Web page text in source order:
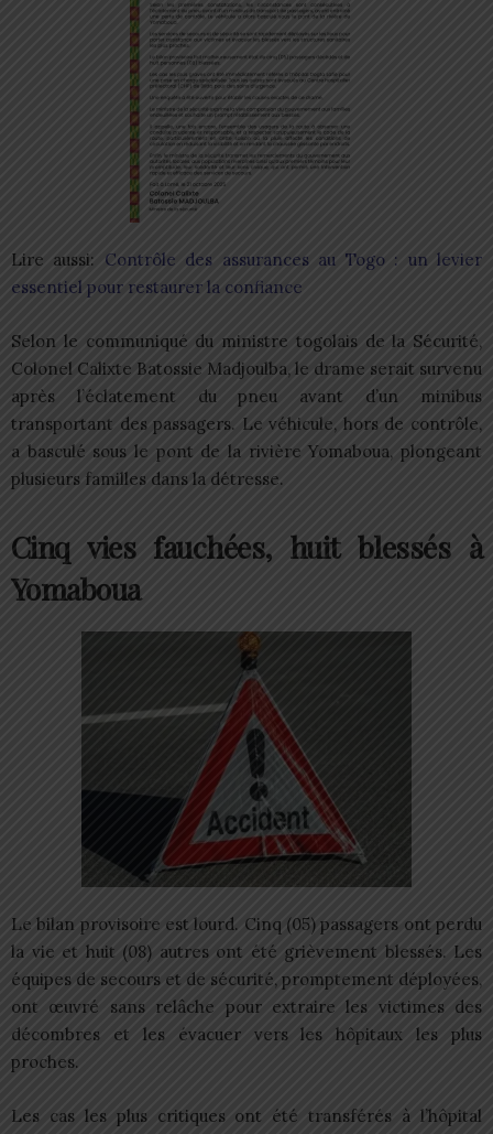
Lire aussi: Contrôle des assurances au Togo : un levier
essentiel pour restaurer la confiance
Selon le communiqué du ministre togolais de la Sécurité,
Colonel Calixte Batossie Madjoulba, le drame serait survenu
après l’éclatement du pneu avant d’un minibus
transportant des passagers. Le véhicule, hors de contrôle,
a basculé sous le pont de la rivière Yomaboua, plongeant
plusieurs familles dans la détresse.
Cinq vies fauchées, huit blessés à
Yomaboua
Le bilan provisoire est lourd. Cinq (05) passagers ont perdu
la vie et huit (08) autres ont été grièvement blessés. Les
équipes de secours et de sécurité, promptement déployées,
ont œuvré sans relâche pour extraire les victimes des
décombres et les évacuer vers les hôpitaux les plus
proches.
Les cas les plus critiques ont été transférés à l’hôpital